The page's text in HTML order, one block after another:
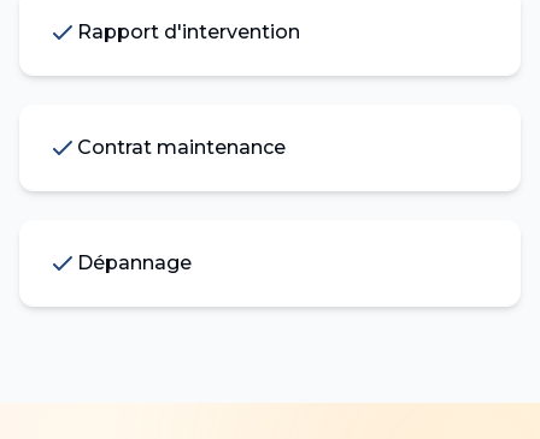
Rapport d'intervention
Contrat maintenance
Dépannage